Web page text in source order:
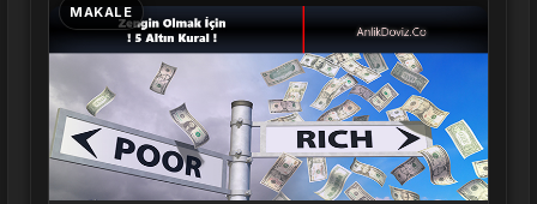
MAKALE